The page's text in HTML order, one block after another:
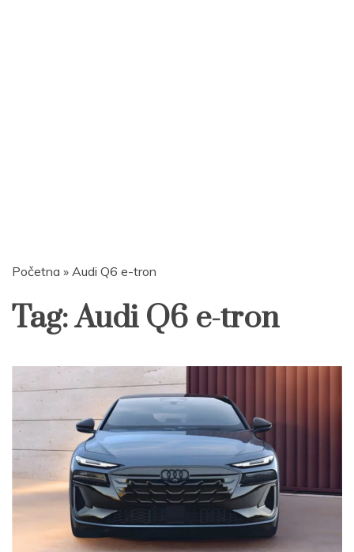
Početna » Audi Q6 e-tron
Tag:Audi Q6 e-tron